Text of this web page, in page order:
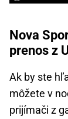
Nova
prenos z
Ak by ste
môžete v
prijímači z